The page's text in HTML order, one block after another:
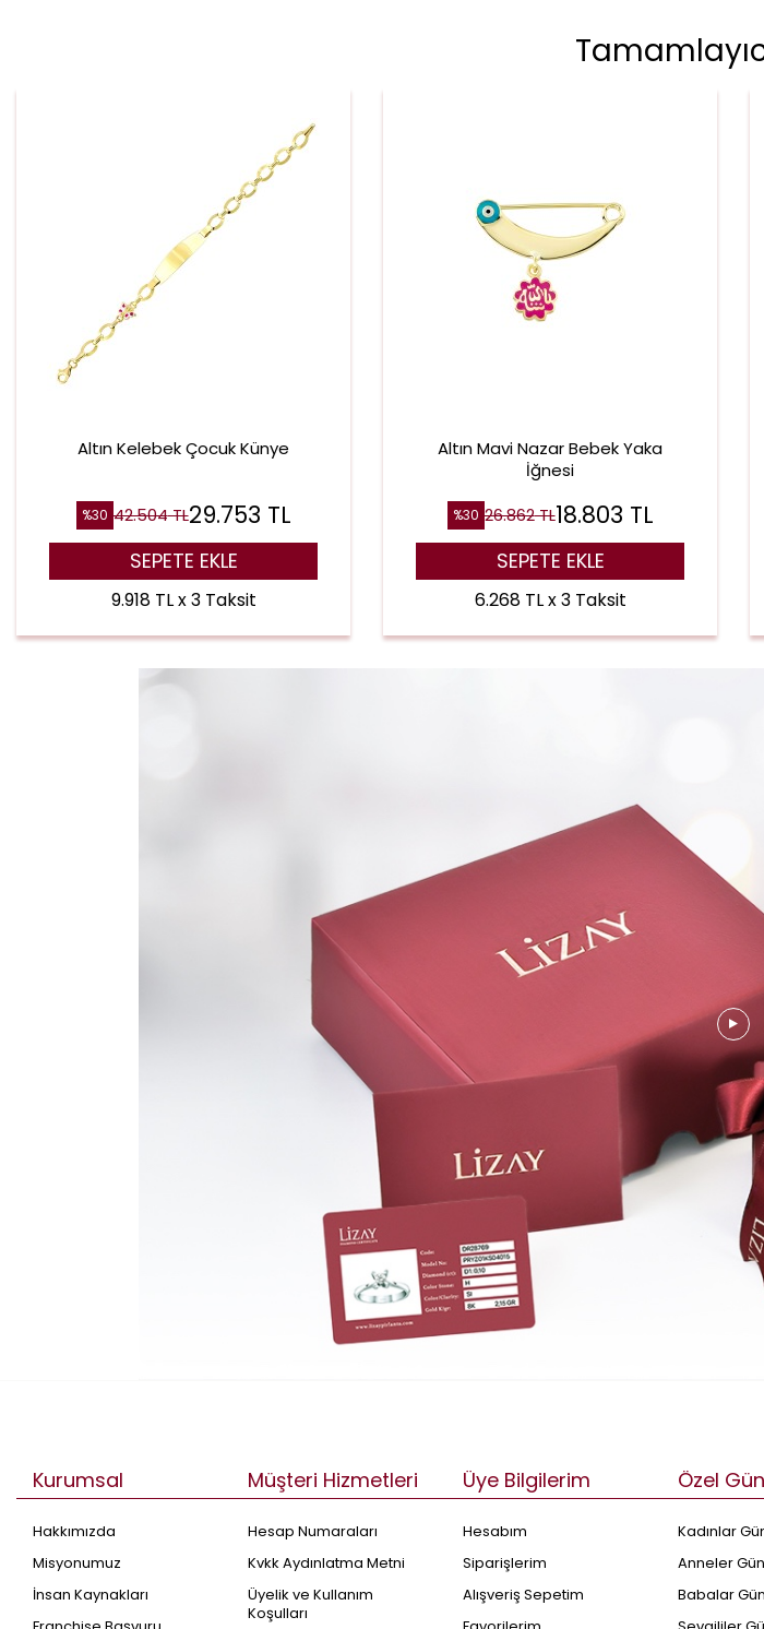
Altın Kelebek Çocuk Künye
%30 42.504TL29.753 TL
SEPETE EKLE
9.918 TL x 3 Taksit
Altın Mavi Nazar Bebek Yaka
İğnesi
%30 26.862TL18.803 TL
SEPETE EKLE
6.268 TL x 3 Taksit
Kurumsal
Hakkımızda
Misyonumuz
İnsan Kaynakları
Müşteri Hizmetleri
Hesap Numaraları
Kvkk Aydınlatma Metni
Üyelik ve Kullanım
Koşulları
Üye Bilgilerim
Hesabım
Siparişlerim
Alışveriş Sepetim
Özel
Kadınlar
Anneler
Babalar